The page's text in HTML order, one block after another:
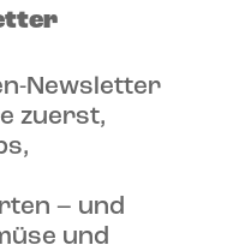
Newsletter
zuerst,
– und
und